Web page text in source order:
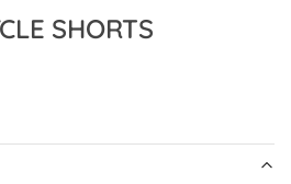
SHORTS